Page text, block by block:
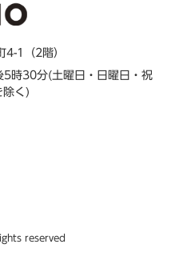
1（2階）
時30分(土曜日・日曜日・祝
除く)
reserved